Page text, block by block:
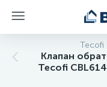
Tecofi
Клапан
Tecofi